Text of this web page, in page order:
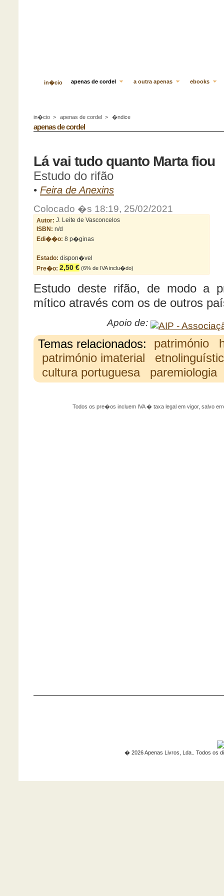
in�cio apenas de cordel a outra apenas ebooks
in�cio > apenas de cordel > �ndice
apenas de cordel
Lá vai tudo quanto Marta fiou
Estudo do rifão
• Feira de Anexins
Colocado �s 18:19, 25/02/2021
Autor: J. Leite de Vasconcelos
ISBN: n/d
Edi��o: 8 p�ginas
Estado: dispon�vel
Pre�o: 2,50 € (6% de IVA inclu�do)
Estudo deste rifão, de modo a
mítico através com os de outros
Apoio de:
Temas relacionados: património
património imaterial
cultura portuguesa
paremiologia
Todos os pre�os incluem IVA � taxa legal em vigor, salvo
� 2026 Apenas Livros, Lda.. Todos os